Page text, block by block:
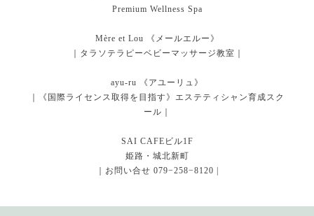
Premium Wellness Spa
Mère et Lou 《メールエルー》
｜タラソテラピーベビーマッサージ教室｜
ayu-ru 《アユーリュ》
｜《国際ライセンス取得を目指す》エステティシャン育成スク
ール｜
SAI CAFEビル1F
姫路・城北新町
｜お問い合せ 079−258−8120 |